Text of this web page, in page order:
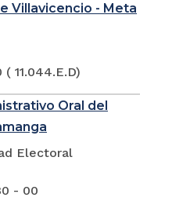
Villavicencio - Meta
11.044.E.D)
Oral del
Electoral
- 00